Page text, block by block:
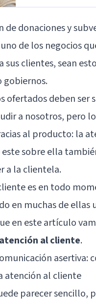
de donaciones y
de los negocios
sus clientes, sean
gobiernos.
ofertados deben
a nosotros, pero
al producto: la
sobre ella
a la clientela.
es en todo
en muchas de
en este artículo
al cliente.
asertiva:
atención al cliente
parecer sencillo,